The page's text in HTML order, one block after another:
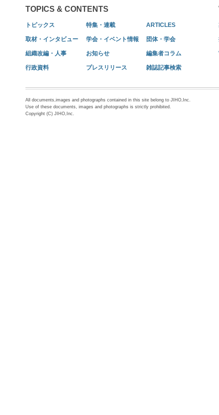
TOPICS & CONTENTS
トピックス 特集・連載 ARTICLES
取材・インタビュー 学会・イベント情報 団体・学会
組織改編・人事 お知らせ 編集者コラム
行政資料 プレスリリース 雑誌記事検索
All documents,images and photographs contained in this site belong to JIHO,Inc.
Use of these documents, images and photographs is strictly prohibited.
Copyright (C) JIHO,Inc.